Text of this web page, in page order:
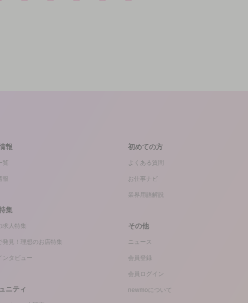
報
覧
報
集
求人特集
発見！理想のお店特集
ンタビュー
ニティ
初めての方
よくある質問
お仕事ナビ
業界用語解説
その他
ニュース
会員登録
会員ログイン
newmoについて